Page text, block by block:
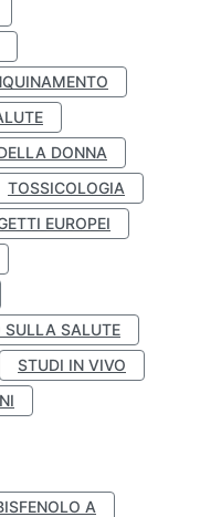
DONNA
TOSSICOLOGIA
EUROPEI
SULLA SALUTE
STUDI IN VIVO
A